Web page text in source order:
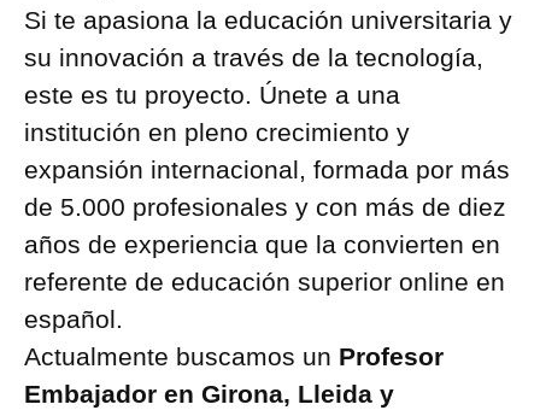
Si te apasiona la educación universitaria y
su innovación a través de la tecnología,
este es tu proyecto. Únete a una
institución en pleno crecimiento y
expansión internacional, formada por más
de 5.000 profesionales y con más de diez
años de experiencia que la convierten en
referente de educación superior online en
español.
Actualmente buscamos un Profesor
Embajador en Girona, Lleida y